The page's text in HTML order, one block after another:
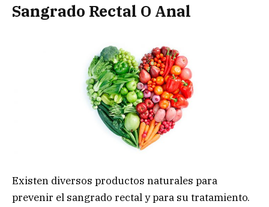
Sangrado Rectal O Anal
Existen diversos productos naturales para
prevenir el sangrado rectal y para su tratamiento.